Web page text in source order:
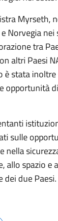
Myrseth,
Norvegia nei
tra
altri Paesi
stata
sulle
nella
allo spazio e
dei due Paesi.